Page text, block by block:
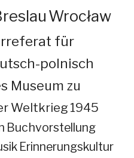
Wrocław
für
polnisch
Museum zu
Weltkrieg 1945
Buchvorstellung
Erinnerungskultur